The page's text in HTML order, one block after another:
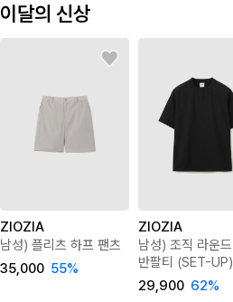
이달의 신상
ZIOZIA
남성) 플리츠 하프 팬츠
35,000 55%
ZIOZIA
남성) 조직 라운드
반팔티 (SET-UP)
29,900 62%